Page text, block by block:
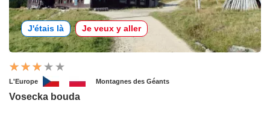
J'étais là Je veux y aller
L'Europe Montagnes des Géants
Vosecka bouda